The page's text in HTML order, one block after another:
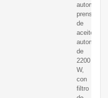
prensa
de
aceite
automática
de
2200
W,
con
filtro